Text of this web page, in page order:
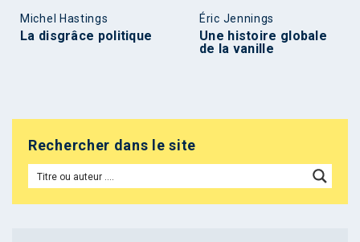
Michel Hastings
La disgrâce politique
Éric Jennings
Une histoire globale
de la vanille
Rechercher dans le site